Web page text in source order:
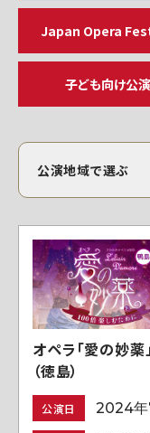
Japan Opera
子ども向け公演
公演地域で選ぶ
オペラ「愛の妙
（徳島）
公演日 2024年